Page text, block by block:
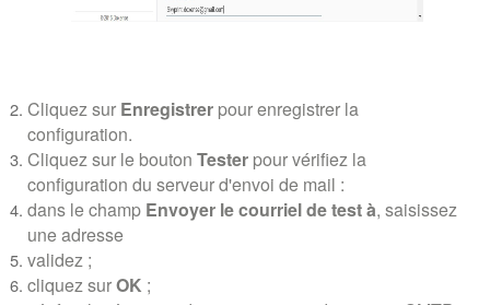
Cliquez sur Enregistrer pour enregistrer la
configuration.
Cliquez sur le bouton Tester pour vérifiez la
configuration du serveur d'envoi de mail :
dans le champ Envoyer le courriel de test à, saisissez
une adresse
validez ;
cliquez surOK ;